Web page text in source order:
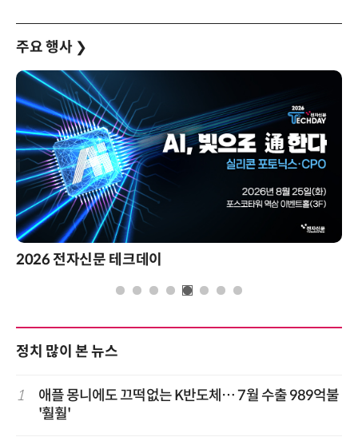
주요 행사 ❯
2026 전자신문 테크데이
정치 많이 본 뉴스
1
애플 몽니에도 끄떡없는 K반도체… 7월 수출 989억불
'훨훨'